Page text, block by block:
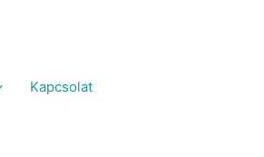
Kapcsolat